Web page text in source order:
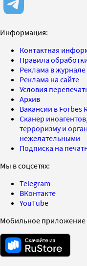
Информация:
Контактная
Правила
Реклама в журнале
Реклама на сайте
Условия
Архив
Вакансии в Forbes
Сканер
терроризму и
нежелательными
Подписка на
Мы в соцсетях:
Telegram
ВКонтакте
YouTube
Мобильное приложение